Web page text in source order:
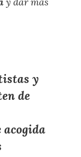
y
de
acogida